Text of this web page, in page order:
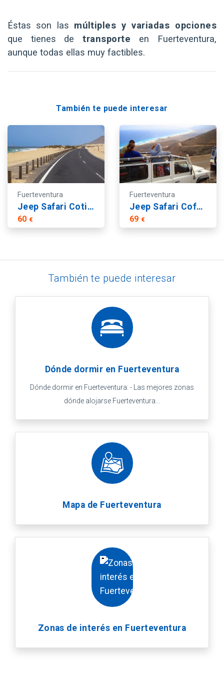
Éstas son las múltiples y variadas opciones
que tienes detransporte en Fuerteventura,
aunque todas ellas muy factibles.
También te puede interesar
Fuerteventura
Jeep Safari Cotillo
60 €
Fuerteventura
Jeep Safari Cofete
69 €
También te puede interesar
Dónde dormir en Fuerteventura
Dónde dormir en Fuerteventura: - Las mejores zonas
dónde alojarse Fuerteventura...
Mapa de Fuerteventura
Zonas de interés en Fuerteventura